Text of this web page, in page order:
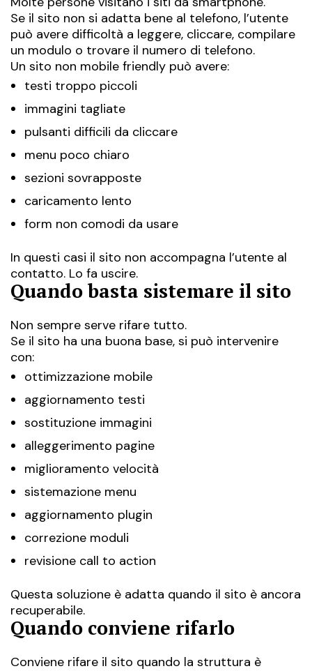
Se il sito non si adatta bene al telefono, l’utente
può avere difficoltà a leggere, cliccare, compilare
un modulo o trovare il numero di telefono.
Un sito non mobile friendly può avere:
testi troppo piccoli
immagini tagliate
pulsanti difficili da cliccare
menu poco chiaro
sezioni sovrapposte
caricamento lento
form non comodi da usare
In questi casi il sito non accompagna l’utente al
contatto. Lo fa uscire.
Quando basta sistemare il sito
Non sempre serve rifare tutto.
Se il sito ha una buona base, si può intervenire
con:
ottimizzazione mobile
aggiornamento testi
sostituzione immagini
alleggerimento pagine
miglioramento velocità
sistemazione menu
aggiornamento plugin
correzione moduli
revisione call to action
Questa soluzione è adatta quando il sito è ancora
recuperabile.
Quando conviene rifarlo
Conviene rifare il sito quando la struttura è